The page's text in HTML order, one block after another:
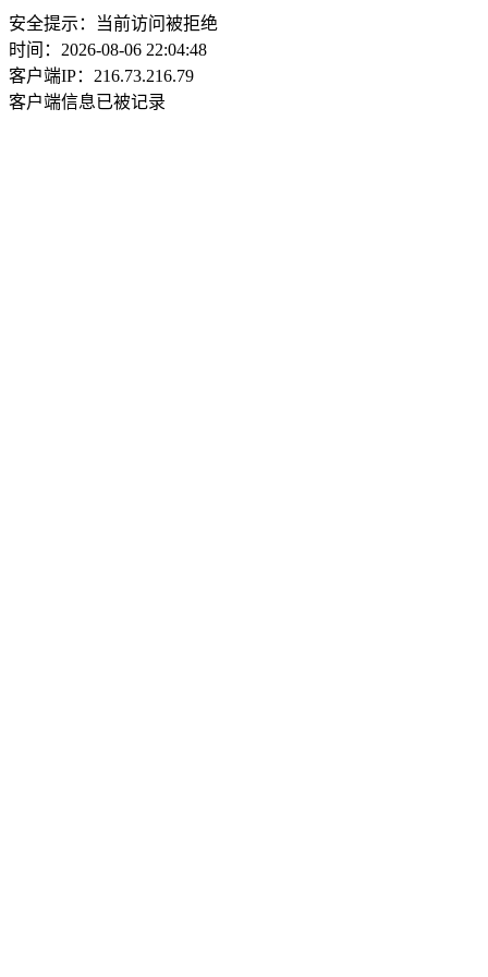
安全提示：当前访问被拒绝
时间：2026-08-06 22:04:48
客户端IP：216.73.216.79
客户端信息已被记录